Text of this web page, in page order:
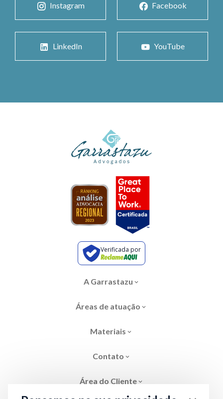
Instagram Facebook
LinkedIn YouTube
Verificada por
A Garrastazu
Áreas de atuação
Materiais
Contato
Área do Cliente